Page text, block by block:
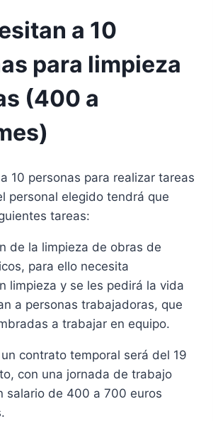
a 10
para limpieza
(400 a
10 personas para realizar tareas
personal elegido tendrá que
tareas:
de la limpieza de obras de
para ello necesita
limpieza y se les pedirá la vida
a personas trabajadoras, que
a trabajar en equipo.
contrato temporal será del 19
con una jornada de trabajo
salario de 400 a 700 euros